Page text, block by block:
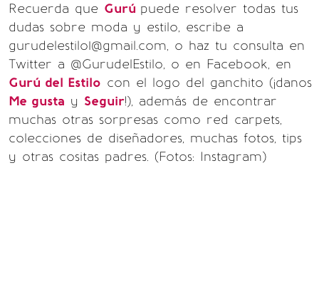
Recuerda que Gurú puede resolver todas tus
dudas sobre moda y estilo, escribe a
gurudelestilo1@gmail.com, o haz tu consulta en
Twitter a @GurudelEstilo, o en Facebook, en
Gurú del Estilo con el logo del ganchito (¡danos
Me gusta y Seguir!), además de encontrar
muchas otras sorpresas como red carpets,
colecciones de diseñadores, muchas fotos, tips
y otras cositas padres. (Fotos: Instagram)